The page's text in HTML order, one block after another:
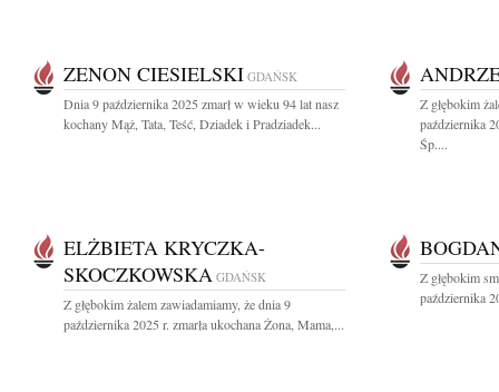
ZENON CIESIELSKI GDAŃSK
Dnia 9 października 2025 zmarł w wieku 94 lat nasz
kochany Mąż, Tata, Teść, Dziadek i Pradziadek...
Z głębokim
października
Śp....
ELŻBIETA KRYCZKA-
SKOCZKOWSKA GDAŃSK
Z głębokim żalem zawiadamiamy, że dnia 9
października 2025 r. zmarła ukochana Żona, Mama,...
Z głębokim
października